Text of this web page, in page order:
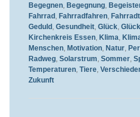
Begegnen, Begegnung,
Fahrrad, Fahrradfahren,
Geduld, Gesundheit, Glück,
Kirchenkreis Essen, Klima
Menschen, Motivation, Natur,
Radweg, Solarstrum Sommer,
Temperaturen, Tiere,
Zukunft